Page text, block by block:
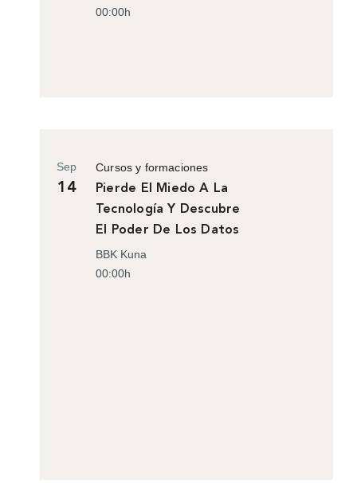
00:00h
Cursos y formaciones
Sep
14
Pierde El Miedo A La
Tecnología Y Descubre
El Poder De Los Datos
BBK Kuna
00:00h